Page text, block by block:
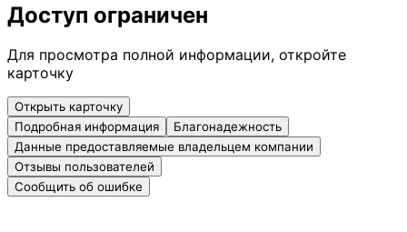
Доступ ограничен
Для просмотра полной информации, откройте
карточку
Открыть карточку
Подробная информация
Благонадежность
Данные предоставляемые владельцем компании
Отзывы пользователей
Сообщить об ошибке